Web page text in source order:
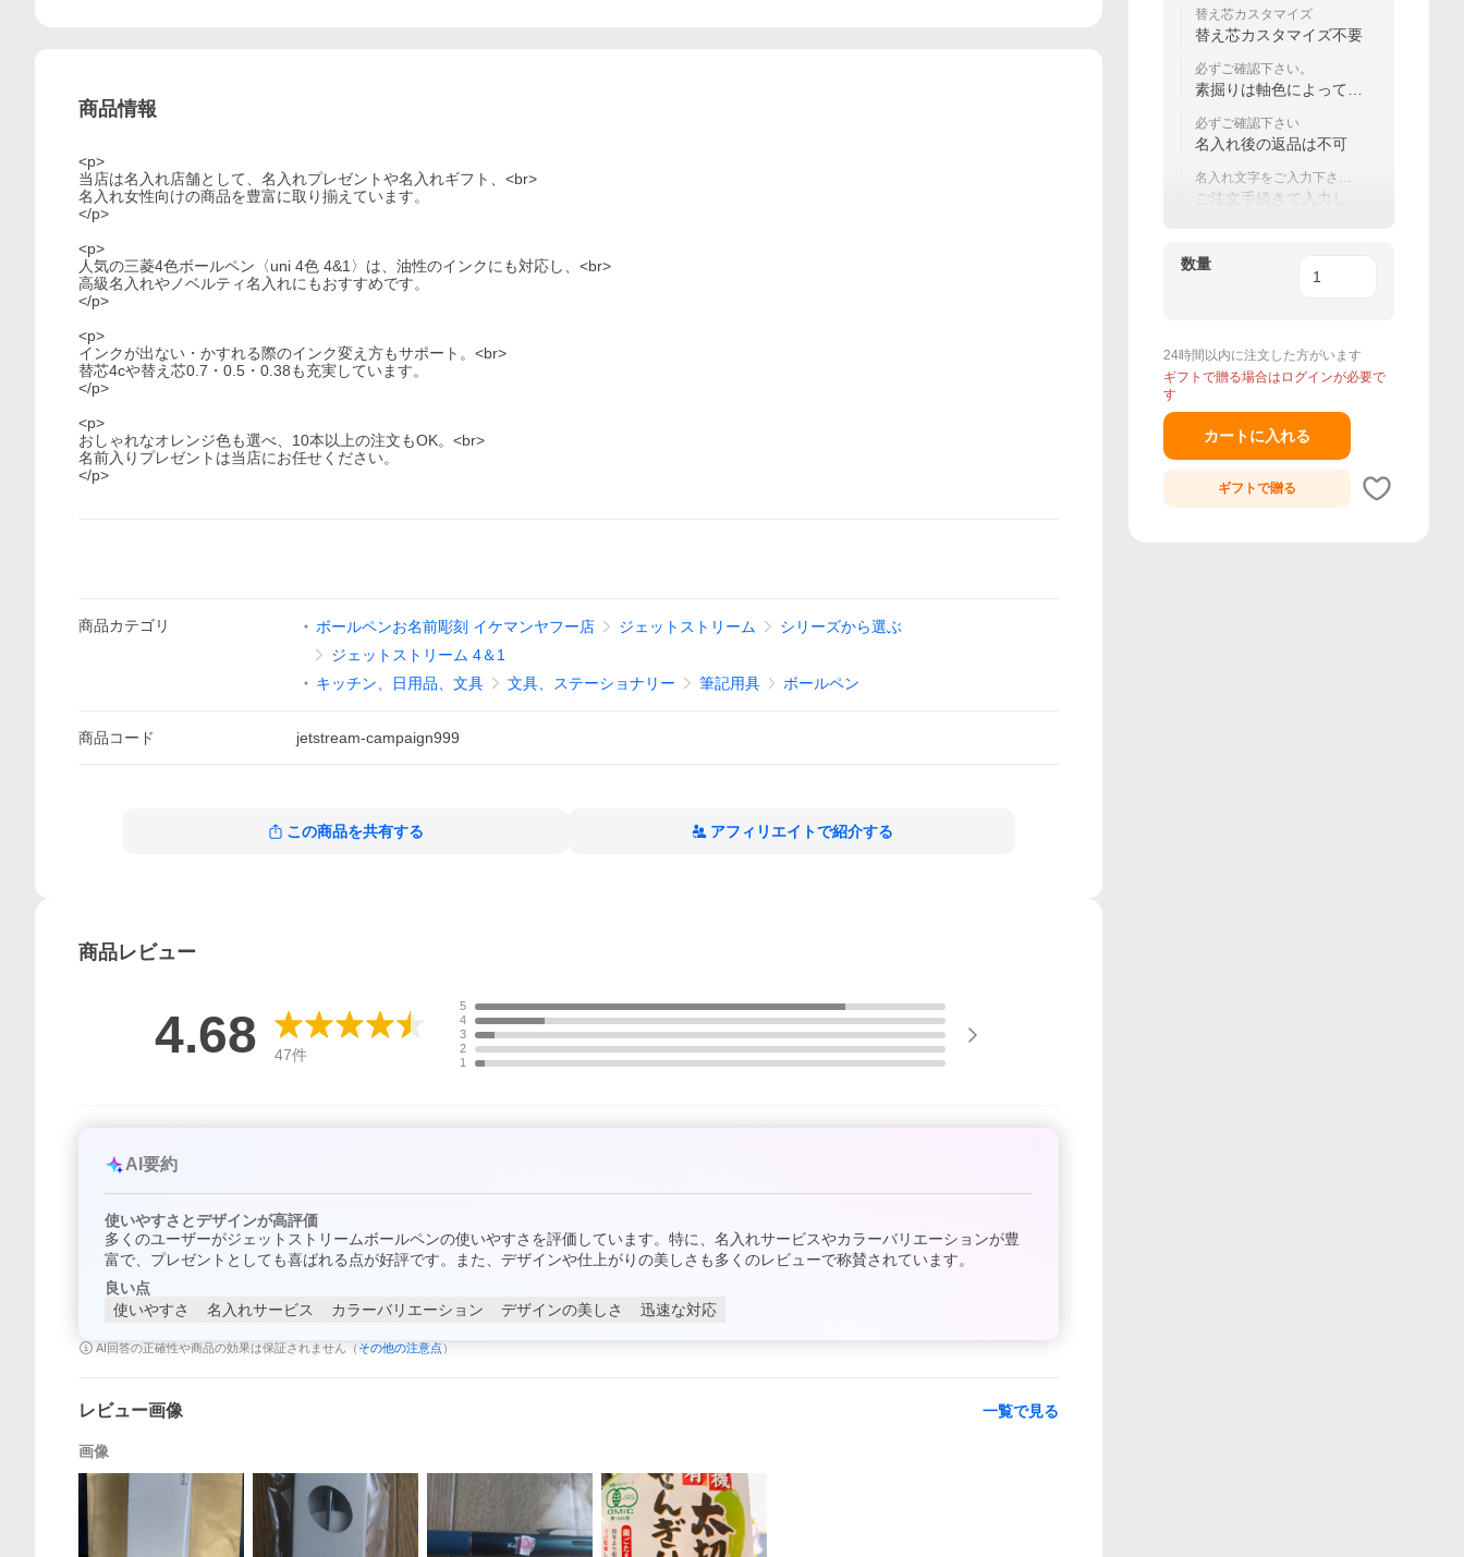
商品情報
<p>
当店は名入れ店舗として、名入れプレゼントや名入れギフト、<br>
名入れ女性向けの商品を豊富に取り揃えています。
</p>
<p>
人気の三菱4色ボールペン〈uni 4色 4&1〉は、油性のインクにも対応し、<br>
高級名入れやノベルティ名入れにもおすすめです。
</p>
<p>
インクが出ない・かすれる際のインク変え方もサポート。<br>
替芯4cや替え芯0.7・0.5・0.38も充実しています。
</p>
<p>
おしゃれなオレンジ色も選べ、10本以上の注文もOK。<br>
名前入りプレゼントは当店にお任せください。
</p>
商品カテゴリ ボールペンお名前彫刻 イケマンヤフー店 ジェットストリーム
シリーズから選ぶ
ジェットストリーム 4＆1
キッチン、日用品、文具
文具、ステーショナリー 筆記用具 ボールペン
商品コード jetstream-campaign999
この商品を共有する アフィリエイトで紹介する
商品レビュー
4.68 47件
5
4
3
2
1
AI要約
使いやすさとデザインが高評価
多くのユーザーがジェットストリームボールペンの使いやすさを評価しています。特に、名入れサービスやカラーバリエーションが豊
富で、プレゼントとしても喜ばれる点が好評です。また、デザインや仕上がりの美しさも多くのレビューで称賛されています。
良い点
使いやすさ
名入れサービス カラーバリエーション デザインの美しさ 迅速な対応
AI回答の正確性や商品の効果は保証されません（ その他の注意点 ）
レビュー画像 一覧で見る
画像
替え芯カスタマイズ
替え芯カスタマイズ不要
必ずご確認下さい。
素掘りは軸色によって見
必ずご確認下さい
名入れ後の返品は不可
名入れ文字をご入力下さい
（20文字まで）
ご注文手続きで入力して
数量
24時間以内に注文した方がいます
ギフトで贈る場合はログインが必要で
す
カートに入れる
ギフトで贈る